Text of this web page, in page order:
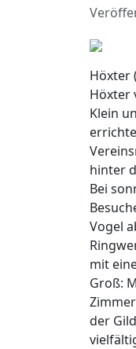
Höxter
Höxter
Klein
hinter
Bei
Vogel
mit
Groß:
der